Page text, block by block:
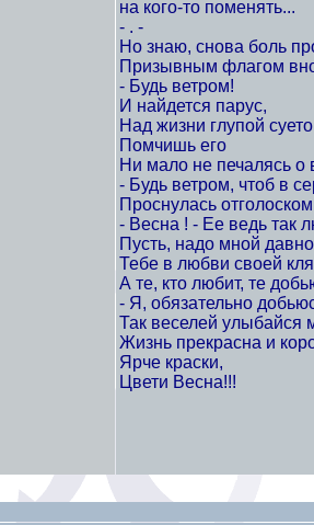
на кого-то поменять...
- . -
Но знаю, снова боль
Призывным флагом
- Будь ветром!
И найдется парус,
Над жизни глупой
Помчишь его
Ни мало не печалясь о
- Будь ветром, чтоб в
Проснулась
- Весна ! - Ее ведь так
Пусть, надо мной
Тебе в любви своей
А те, кто любит, те
- Я, обязательно
Так веселей улыбайся
Жизнь прекрасна и
Ярче краски,
Цвети Весна!!!